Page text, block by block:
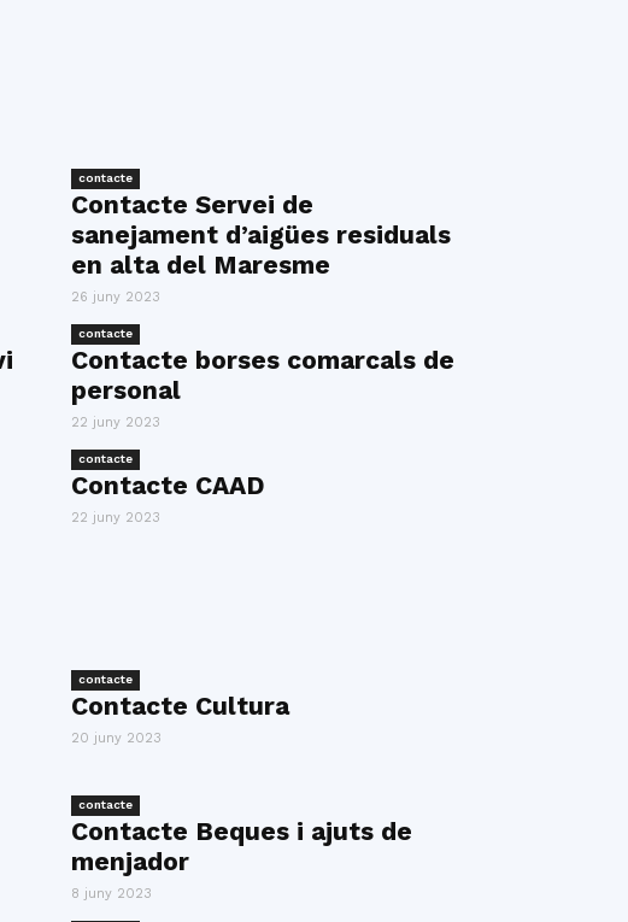
contacte
Contacte Servei de
sanejament d’aigües residuals
en alta del Maresme
26 juny 2023
contacte
Contacte borses comarcals de
personal
22 juny 2023
contacte
Contacte CAAD
22 juny 2023
contacte
Contacte Cultura
20 juny 2023
contacte
Contacte Beques i ajuts de
menjador
8 juny 2023